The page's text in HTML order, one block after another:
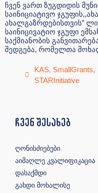
ჩვენ ვართ ზუგდიდის
საინიციატივო
ახალგაზრდებისთვის”
საინიცივატიო ჯგუფი
საქმიანობის
შედგება, რომელთა
KAS, SmallGrants,
STARInitiative
ჩვენ შესახებ
ღონისძიებები
აიმაღლე კვალიფიკაცია
დასაქმდი
გახდი მოხალისე